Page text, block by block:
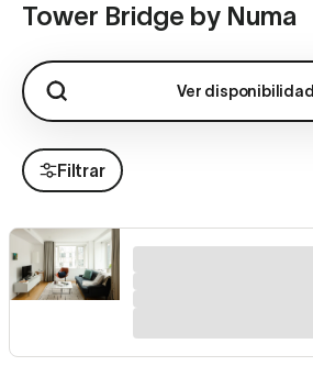
Tower Bridge by Numa
Ver disponibilidad
Filtrar